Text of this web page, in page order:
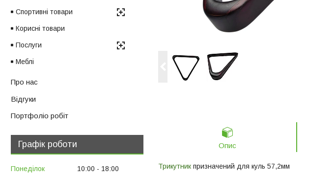
Опис
Трикутник призначений для куль 57,2мм
Спортивні товари
Корисні товари
Послуги
Меблі
Про нас
Відгуки
Портфоліо робіт
Графік роботи
Понеділок 10:00
18:00